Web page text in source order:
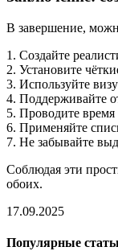
В завершение,
1. Создайте
2. Установите
3. Используйте
4. Поддерживайте
5. Проводите
6. Применяйте
7. Не забывайте
Соблюдая эти
обоих.
17.09.2025
Популярные